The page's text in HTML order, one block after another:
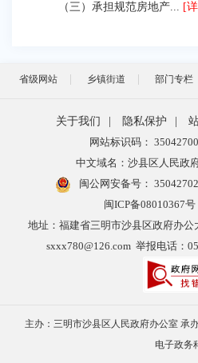
（三）承担规范房地产... [
省级网站 乡镇街道 部门专栏
关于我们 隐私保护
网站标识码：
中文域名：沙县区人民政
闽公网安备号：
闽ICP备08010367号
地址：福建省三明市沙县区政府办公
sxxx780@126.com 举报电话：
主办：三明市沙县区人民政府办公室 承
电子政务